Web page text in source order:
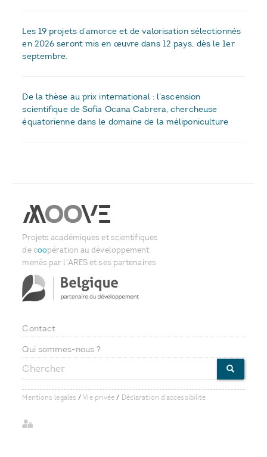
Les 19 projets d’amorce et de valorisation sélectionnés
en 2026 seront mis en œuvre dans 12 pays, dès le 1er
septembre.
De la thèse au prix international : l’ascension
scientifique de Sofia Ocana Cabrera, chercheuse
équatorienne dans le domaine de la méliponiculture
Projets académiques et scientifiques
de coopération au développement
menés par l'ARES et ses partenaires
Footer
menu
Contact
Qui sommes-nous ?
Chercher
Mentions légales / Vie privée / Déclaration d'accessibilité
User